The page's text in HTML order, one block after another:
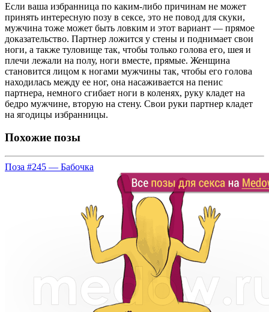
Если ваша избранница по каким-либо причинам не может
принять интересную позу в сексе, это не повод для скуки,
мужчина тоже может быть ловким и этот вариант — прямое
доказательство. Партнер ложится у стены и поднимает свои
ноги, а также туловище так, чтобы только голова его, шея и
плечи лежали на полу, ноги вместе, прямые. Женщина
становится лицом к ногами мужчины так, чтобы его голова
находилась между ее ног, она насаживается на пенис
партнера, немного сгибает ноги в коленях, руку кладет на
бедро мужчине, вторую на стену. Свои руки партнер кладет
на ягодицы избранницы.
Похожие позы
Поза #245 — Бабочка